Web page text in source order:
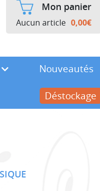
Mon panier
Aucun article 0,00€
Nouveautés
Déstockage